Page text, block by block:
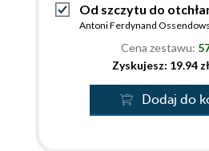
Od szczytu do
Antoni Ferdynand
Cena zestawu:
Zyskujesz: 19.94
Dodaj do